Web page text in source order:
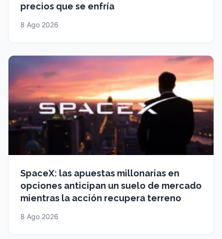
precios que se enfría
8 Ago 2026
SpaceX: las apuestas millonarias en
opciones anticipan un suelo de mercado
mientras la acción recupera terreno
8 Ago 2026